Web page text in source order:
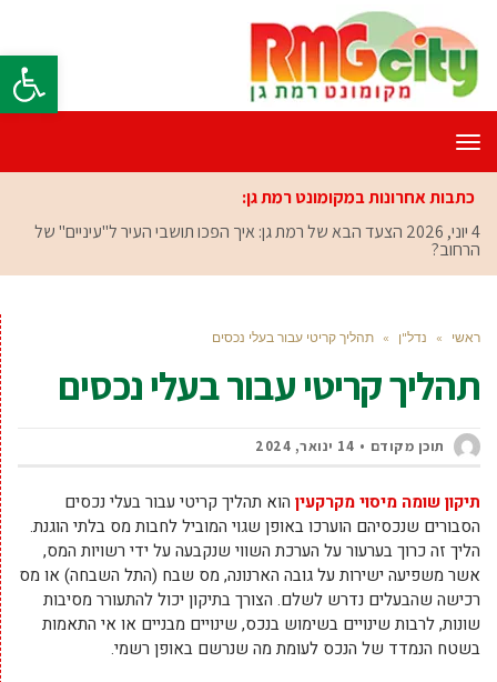
פתח
תפריט
כתבות אחרונות במקומונט רמת גן:
4 יוני, 2026
הצעד הבא של רמת גן: איך הפכו תושבי העיר ל"עיניים" של
הרחוב?
ראשי » נדל"ן » תהליך קריטי עבור בעלי נכסים
תהליך קריטי עבור בעלי נכסים
תוכן מקודם 14 ינואר, 2024
תיקון שומה מיסוי מקרקעין הוא תהליך קריטי עבור בעלי נכסים
הסבורים שנכסיהם הוערכו באופן שגוי המוביל לחבות מס בלתי הוגנת.
הליך זה כרוך בערעור על הערכת השווי שנקבעה על ידי רשויות המס,
אשר משפיעה ישירות על גובה הארנונה, מס שבח (התל השבחה) או מס
רכישה שהבעלים נדרש לשלם. הצורך בתיקון יכול להתעורר מסיבות
שונות, לרבות שינויים בשימוש בנכס, שינויים מבניים או אי התאמות
בשטח הנמדד של הנכס לעומת מה שנרשם באופן רשמי.